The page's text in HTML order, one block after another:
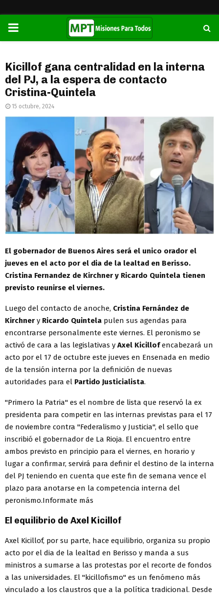
PRIMARY
Kicillof gana centralidad en la interna
del PJ, a la espera de contacto
Cristina-Quintela
15 octubre, 2024
El gobernador de Buenos Aires será el unico orador el
jueves en el acto por el dia de la lealtad en Berisso.
Cristina Fernandez de Kirchner y Ricardo Quintela tienen
previsto reunirse el viernes.
Luego del contacto de anoche, Cristina Fernández de
Kirchner y Ricardo Quintela pulen sus agendas para
encontrarse personalmente este viernes. El peronismo se
activó de cara a las legislativas y Axel Kicillofencabezará un
acto por el 17 de octubre este jueves en Ensenada en medio
de la tensión interna por la definición de nuevas
autoridades para el Partido Justicialista.
"Primero la Patria" es el nombre de lista que reservó la ex
presidenta para competir en las internas previstas para el 17
de noviembre contra "Federalismo y Justicia", el sello que
inscribió el gobernador de La Rioja. El encuentro entre
ambos previsto en principio para el viernes, en horario y
lugar a confirmar, servirá para definir el destino de la interna
del PJ teniendo en cuenta que este fin de semana vence el
plazo para anotarse en la competencia interna del
peronismo.Informate más
El equilibrio de Axel Kicillof
Axel Kicillof, por su parte, hace equilibrio, organiza su propio
acto por el dia de la lealtad en Berisso y manda a sus
ministros a sumarse a las protestas por el recorte de fondos
a las universidades. El "kicillofismo" es un fenómeno más
vinculado a los claustros que a la política tradicional. Desde